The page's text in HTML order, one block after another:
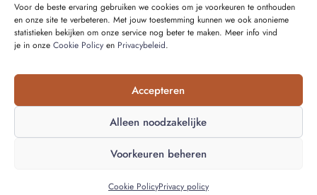
Voor de beste ervaring gebruiken we cookies om je voorkeuren te onthouden
en onze site te verbeteren. Met jouw toestemming kunnen we ook anonieme
statistieken bekijken om onze service nog beter te maken. Meer info vind
je in onze Cookie Policy en Privacybeleid.
Accepteren
Alleen noodzakelijke
Voorkeuren beheren
Cookie PolicyPrivacy policy
Algemene voorwaarden
Vraag mijn gratis offerte aan